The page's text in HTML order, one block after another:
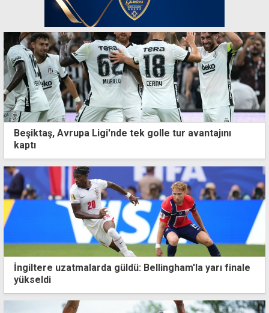
Beşiktaş, Avrupa Ligi'nde tek golle tur avantajını
kaptı
İngiltere uzatmalarda güldü: Bellingham'la yarı finale
yükseldi